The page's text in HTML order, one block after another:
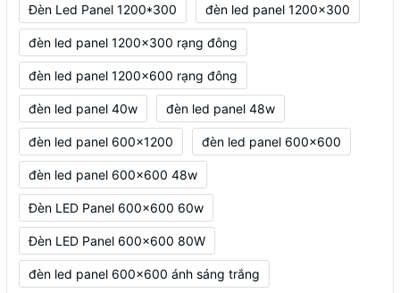
Đèn Led Panel 1200*300 đèn led panel 1200x300
đèn led panel 1200x300 rạng đông
đèn led panel 1200x600 rạng đông
đèn led panel 40w đèn led panel 48w
đèn led panel 600x1200 đèn led panel 600x600
đèn led panel 600x600 48w
Đèn LED Panel 600x600 60w
Đèn LED Panel 600x600 80W
đèn led panel 600x600 ánh sáng trắng